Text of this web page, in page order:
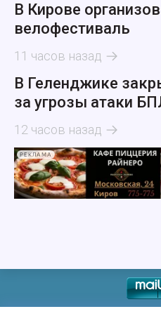
В Кирове
велофестиваль
11 часов назад
В Геленджике
за угрозы атаки
12 часов назад
РЕКЛАМА